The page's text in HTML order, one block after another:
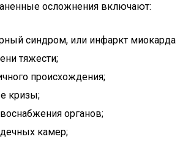
осложнения включают:
синдром, или инфаркт миокарда
тяжести;
происхождения;
кризы;
органов;
камер;